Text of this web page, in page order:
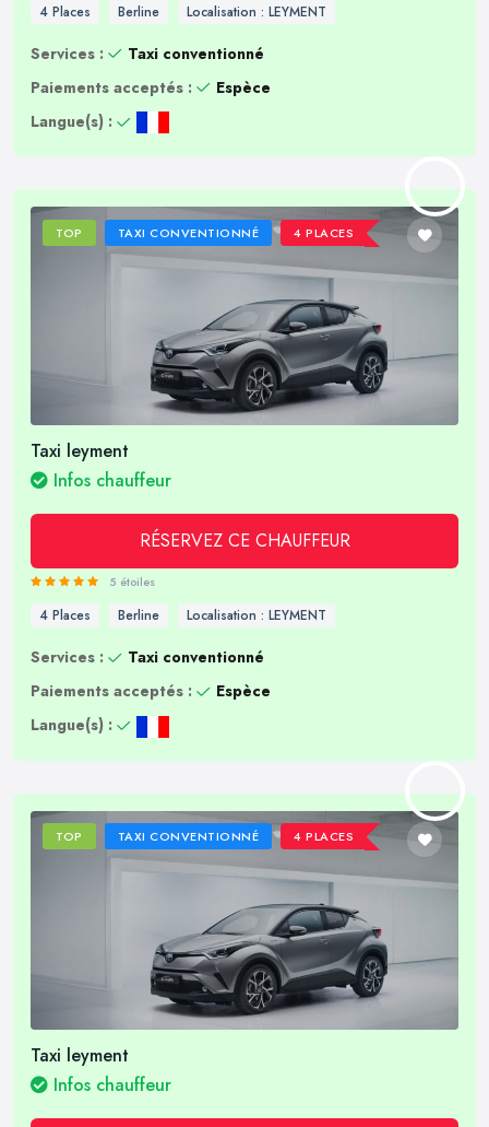
4 Places Berline Localisation : LEYMENT
Services :
Taxi conventionné
Paiements acceptés :
Espèce
Langue(s) :
TOP TAXI CONVENTIONNÉ 4 PLACES
Taxi leyment
Infos chauffeur
RÉSERVEZ CE CHAUFFEUR
5 étoiles
4 Places Berline Localisation : LEYMENT
Services :
Taxi conventionné
Paiements acceptés :
Espèce
Langue(s) :
TOP TAXI CONVENTIONNÉ 4 PLACES
Taxi leyment
Infos chauffeur